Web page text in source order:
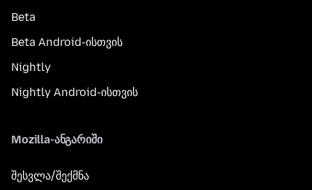
Beta
Beta Android-ისთვის
Nightly
Nightly Android-ისთვის
Mozilla-ანგარიში
შესვლა/შექმნა